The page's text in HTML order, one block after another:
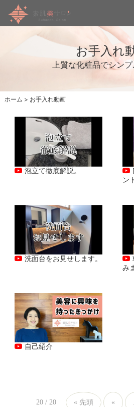
お手入れ
上質な化粧品でシン
ホーム > お手入れ動画
泡立て徹底解説。
ン
洗面台をお見せします。
み
自己紹介
20 / 20 « 先頭 «